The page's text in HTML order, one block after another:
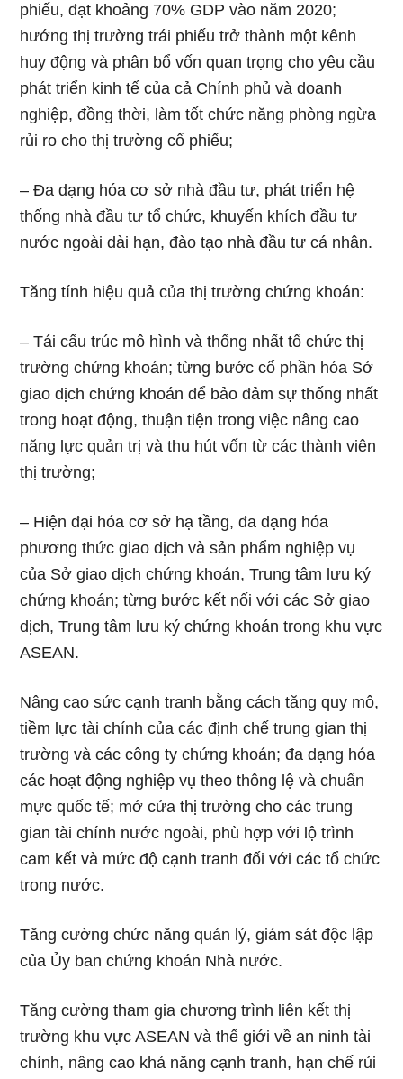
phiếu, đạt khoảng 70% GDP vào năm 2020;
hướng thị trường trái phiếu trở thành một kênh
huy động và phân bổ vốn quan trọng cho yêu cầu
phát triển kinh tế của cả Chính phủ và doanh
nghiệp, đồng thời, làm tốt chức năng phòng ngừa
rủi ro cho thị trường cổ phiếu;
– Đa dạng hóa cơ sở nhà đầu tư, phát triển hệ
thống nhà đầu tư tổ chức, khuyến khích đầu tư
nước ngoài dài hạn, đào tạo nhà đầu tư cá nhân.
Tăng tính hiệu quả của thị trường chứng khoán:
– Tái cấu trúc mô hình và thống nhất tổ chức thị
trường chứng khoán; từng bước cổ phần hóa Sở
giao dịch chứng khoán để bảo đảm sự thống nhất
trong hoạt động, thuận tiện trong việc nâng cao
năng lực quản trị và thu hút vốn từ các thành viên
thị trường;
– Hiện đại hóa cơ sở hạ tầng, đa dạng hóa
phương thức giao dịch và sản phẩm nghiệp vụ
của Sở giao dịch chứng khoán, Trung tâm lưu ký
chứng khoán; từng bước kết nối với các Sở giao
dịch, Trung tâm lưu ký chứng khoán trong khu vực
ASEAN.
Nâng cao sức cạnh tranh bằng cách tăng quy mô,
tiềm lực tài chính của các định chế trung gian thị
trường và các công ty chứng khoán; đa dạng hóa
các hoạt động nghiệp vụ theo thông lệ và chuẩn
mực quốc tế; mở cửa thị trường cho các trung
gian tài chính nước ngoài, phù hợp với lộ trình
cam kết và mức độ cạnh tranh đối với các tổ chức
trong nước.
Tăng cường chức năng quản lý, giám sát độc lập
của Ủy ban chứng khoán Nhà nước.
Tăng cường tham gia chương trình liên kết thị
trường khu vực ASEAN và thế giới về an ninh tài
chính, nâng cao khả năng cạnh tranh, hạn chế rủi